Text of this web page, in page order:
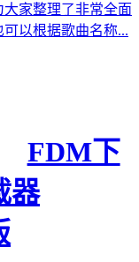
家整理了非常全面
以根据歌曲名称...
FDM下
器